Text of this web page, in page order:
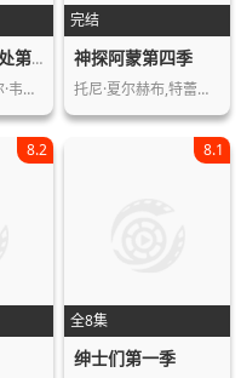
海军罪案调查处第七季
马克·哈蒙,迈克尔·韦瑟利,科特·德·…
完结
神探阿蒙第四季
托尼·夏尔赫布,特蕾勒·霍华德,贾森·…
8.2
全8集
8.1
绅士们第一季